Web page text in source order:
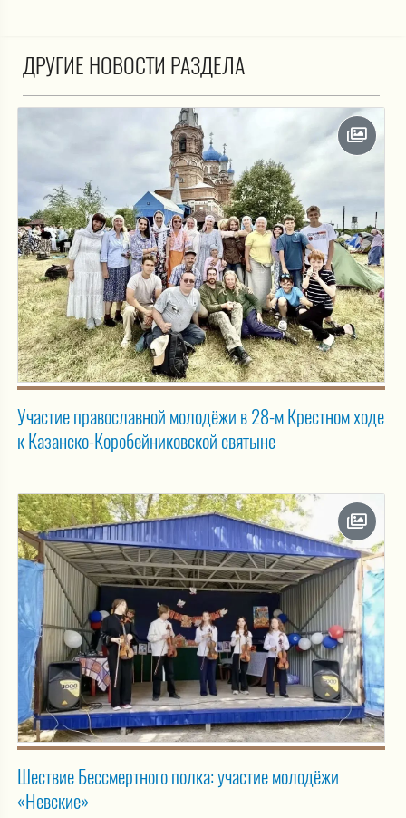
ДРУГИЕ НОВОСТИ РАЗДЕЛА
Участие православной молодёжи в 28-м Крестном ходе
к Казанско-Коробейниковской святыне
Шествие Бессмертного полка: участие молодёжи
«Невские»